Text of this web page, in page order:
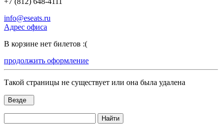
info@eseats.ru
Адрес офиса
В корзине нет билетов :(
продолжить оформление
Такой страницы не существует или она была удалена
Везде
Найти